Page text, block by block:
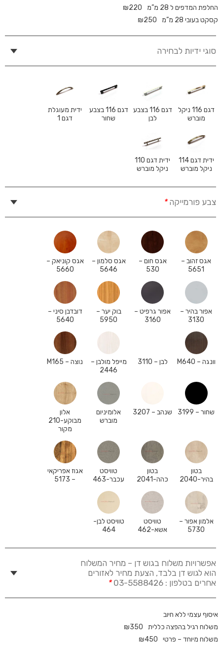
החלפת המדפים ל 28 מ”מ
₪220
קסקט בעובי 28 מ”מ
₪250
סוגי ידיות לבחירה
דגם 116 ניקל
מוברש
דגם 116 בצבע
לבן
דגם 116 בצבע
שחור
ידית מעוגלת
דגם 1
ידית דגם 114
ניקל מוברש
ידית דגם 110
ניקל מוברש
צבע פורמייקה*
אגס זהוב –
5651
אגס חום –
530
אגס סלמון –
5646
אגס קוניאק –
5660
אפור בהיר –
3130
אפור גרפיט –
3160
בוק יער –
5950
דובדבן סיני –
5640
וונגה – M640 לבן – 3110
מייפל מולבן –
2446
נוצה – M165
שחור – 3199 שנהב – 3207
אלומיניום
מוברש
אלון
מבוקע-210
מקור
בטון
בהיר-2040
בטון
כהה-2041
טוויסט
עכבר-463
אגוז אפריקאי
– 5173
אלמון אפור –
5730
טוויסט
אשא-462
טוויסט לבן-
464
אפשרויות משלוח בגוש דן – מחיר המשלוח
הוא לגוש דן בלבד, הצעת מחיר לאזורים
אחרים בטלפון : 03-5588426
*
איסוף עצמי ללא חיוב
משלוח רגיל בהפצה כללית
₪350
משלוח מיוחד – פרטי
₪450